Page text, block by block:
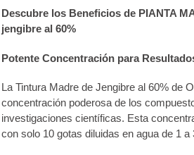
el
producto
a
tu
de
compra
Descubre los Beneficios de PIANTA
jengibre al 60%
Potente Concentración para
La Tintura Madre de Jengibre al 60% de
concentración poderosa de los
investigaciones científicas. Esta
con solo 10 gotas diluidas en agua de 1 a